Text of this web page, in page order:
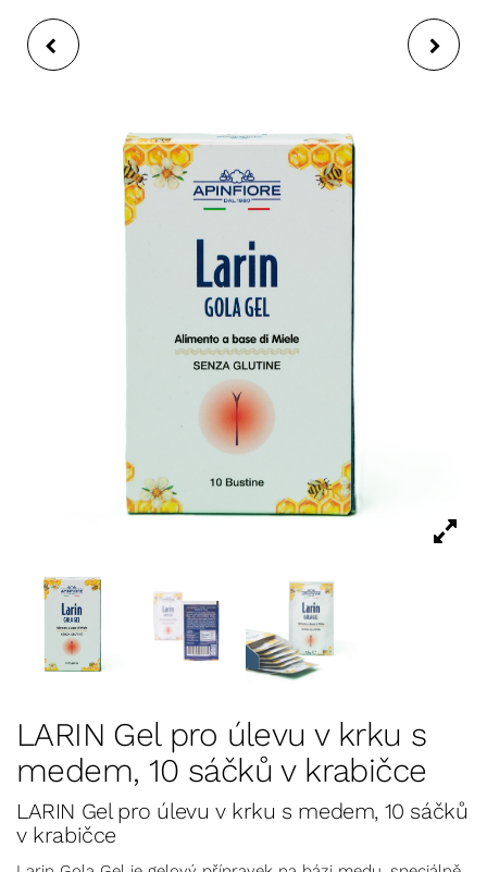
NOČNÍ REGENERACI ZJEMŇUJÍCÍ
SPRCHOVÝ GEL
LARIN Gel pro úlevu v krku s
medem, 10 sáčků v krabičce
LARIN Gel pro úlevu v krku s medem, 10 sáčků
v krabičce